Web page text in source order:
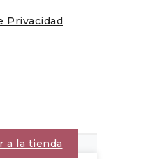
Privacidad
a la tienda